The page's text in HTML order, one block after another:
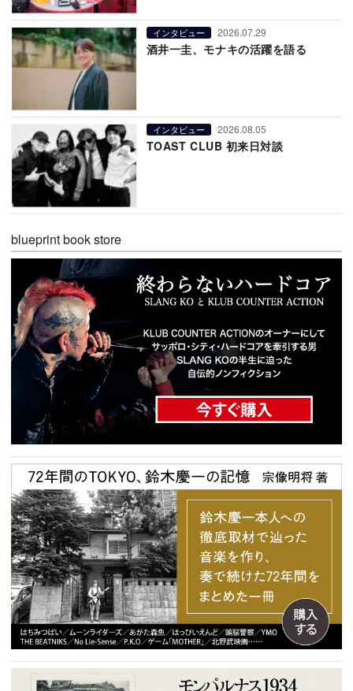
インタビュー 2026.07.29
酒井一圭、モナキの活躍を語る
インタビュー 2026.08.05
TOAST CLUB 初来日対談
blueprint book store